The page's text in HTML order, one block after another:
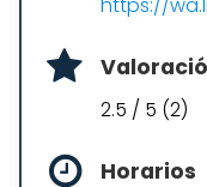
https://
2.5 / 5 (2)
Horarios